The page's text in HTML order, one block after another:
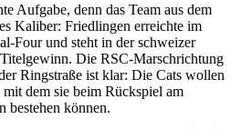
Aufgabe, denn das Team aus dem
Kaliber: Friedlingen erreichte im
Four und steht in der schweizer
Die RSC-Marschrichtung
Ringstraße ist klar: Die Cats wollen
dem sie beim Rückspiel am
bestehen können.